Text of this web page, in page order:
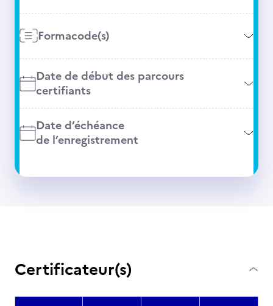
Formacode(s)
Date de début des parcours
certifiants
Date d’échéance
de l’enregistrement
Certificateur(s)